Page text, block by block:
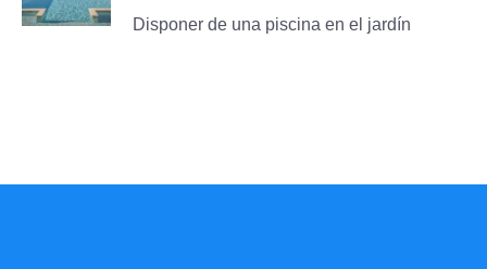
Disponer de una piscina en el jardín